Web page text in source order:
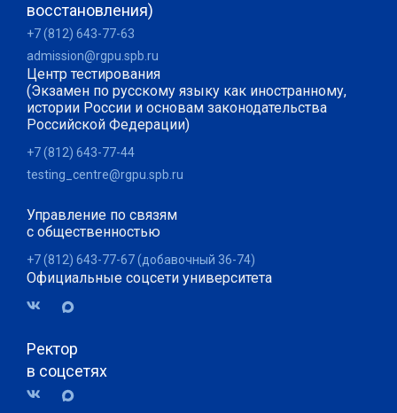
восстановления)
+7 (812) 643-77-63
admission@rgpu.spb.ru
Центр тестирования
(Экзамен по русскому языку как иностранному,
истории России и основам законодательства
Российской Федерации)
+7 (812) 643-77-44
testing_centre@rgpu.spb.ru
Управление по связям
с общественностью
+7 (812) 643-77-67 (добавочный 36-74)
Официальные соцсети университета
Ректор
в соцсетях